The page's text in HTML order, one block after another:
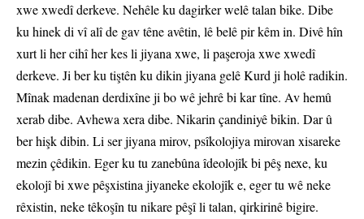
xwe xwedî derkeve. Nehêle ku dagirker welê talan bike. Dibe
ku hinek di vî alî de gav têne avêtin, lê belê pir kêm in. Divê hîn
xurt li her cihî her kes li jiyana xwe, li paşeroja xwe xwedî
derkeve. Ji ber ku tiştên ku dikin jiyana gelê Kurd ji holê radikin.
Mînak madenan derdixîne ji bo wê jehrê bi kar tîne. Av hemû
xerab dibe. Avhewa xera dibe. Nikarin çandiniyê bikin. Dar û
ber hişk dibin. Li ser jiyana mirov, psîkolojiya mirovan xisareke
mezin çêdikin. Eger ku tu zanebûna îdeolojîk bi pêş nexe, ku
ekolojî bi xwe pêşxistina jiyaneke ekolojîk e, eger tu wê neke
rêxistin, neke têkoşîn tu nikare pêşî li talan, qirkirinê bigire.